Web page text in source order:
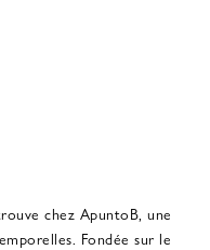
chez ApuntoB, une
Fondée sur le